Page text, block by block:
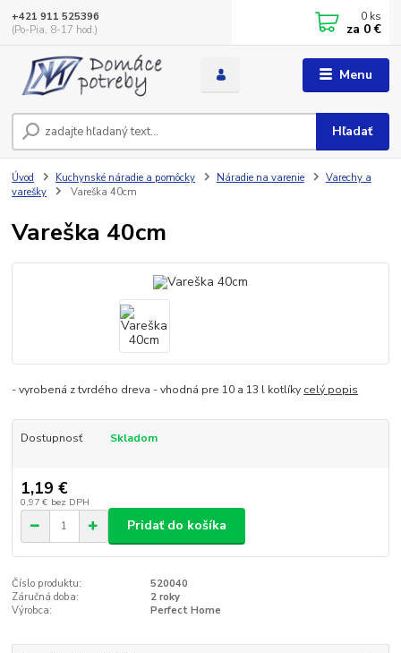
Menu
Hľadať
+421 911 525396
(Po-Pia, 8-17 hod.)
0 ks
za 0 €
Úvod Kuchynské náradie a pomôcky Náradie na varenie
Varechy a
varešky
Vareška 40cm
Vareška 40cm
- vyrobená z tvrdého dreva - vhodná pre 10 a 13 l kotlíky celý popis
Dostupnosť Skladom
1,19 €
0,97 € bez DPH
Pridať do košíka
Číslo produktu:
520040
Záručná doba:
2 roky
Výrobca:
Perfect Home